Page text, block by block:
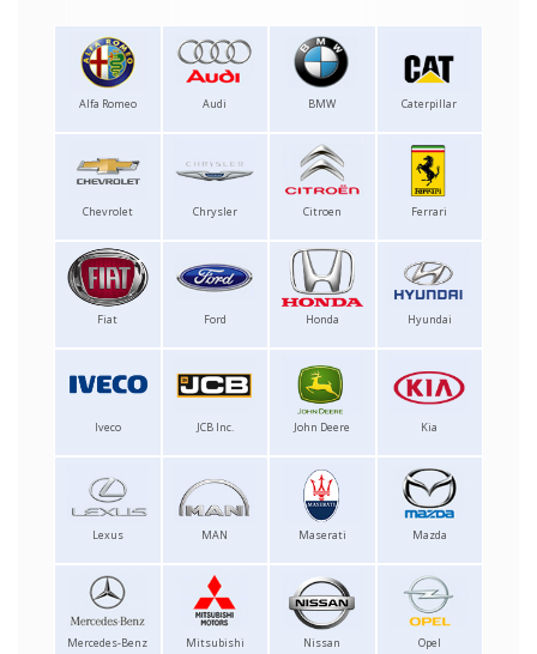
Alfa Romeo Audi BMW Caterpillar
Chevrolet Chrysler Citroen Ferrari
Fiat Ford Honda Hyundai
Iveco JCB Inc. John Deere Kia
Lexus MAN Maserati Mazda
Mercedes-Benz Mitsubishi Nissan Opel